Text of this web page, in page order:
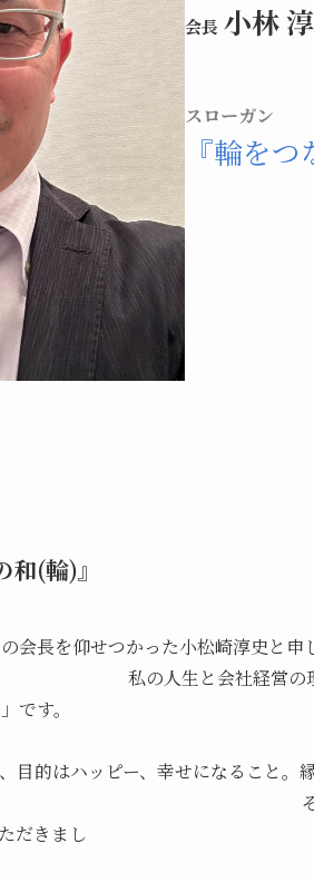
会長 小林
スローガン
『輪を
(輪)』
会長を仰せつかった小松崎淳史と申
営の理念は、愛と平
げ・和をつく
ピー、幸せになること。縁あ
い一貫性か
だきまし
について